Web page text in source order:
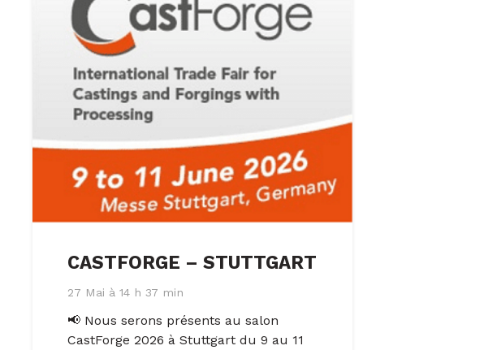
CASTFORGE – STUTTGART
27 Mai à 14 h 37 min
📢 Nous serons présents au salon
CastForge 2026 à Stuttgart du 9 au 11